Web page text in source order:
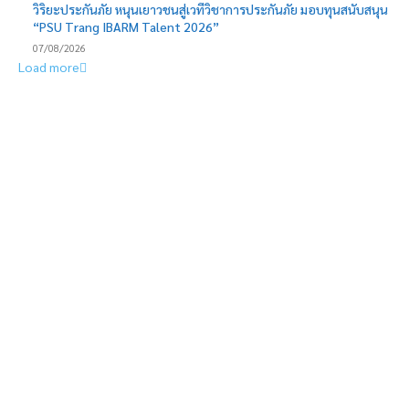
วิริยะประกันภัย หนุนเยาวชนสู่เวทีวิชาการประกันภัย มอบทุนสนับสนุน
“PSU Trang IBARM Talent 2026”
07/08/2026
Load more